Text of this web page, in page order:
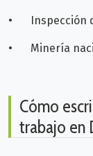
• Inspección
• Minería
Cómo
trabajo en